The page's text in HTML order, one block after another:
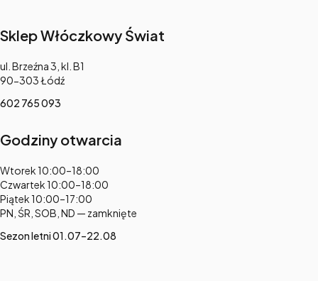
Sklep Włóczkowy Świat
Adres:
ul. Brzeźna 3, kl. B1
90-303 Łódź
602 765 093
Godziny otwarcia
Adres:
Wtorek 10:00–18:00
Czwartek 10:00–18:00
Piątek 10:00–17:00
PN, ŚR, SOB, ND — zamknięte
Sezon letni 01.07–22.08